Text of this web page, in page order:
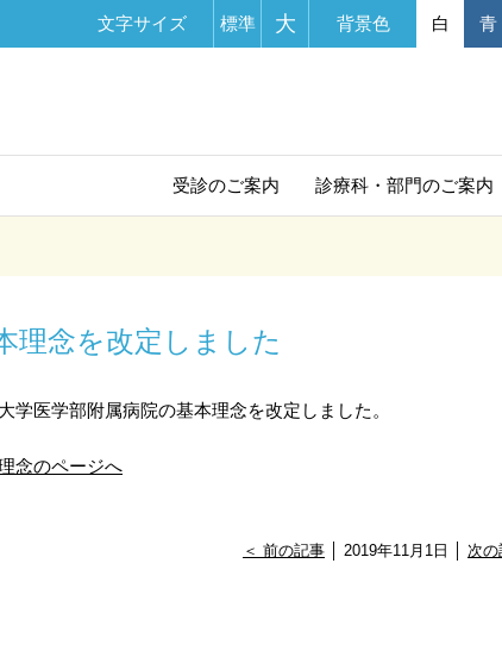
文字サイズ 標準 大 背景色 白 青
受診のご案内 診療科・部門のご案内
理念を改定しました
学医学部附属病院の基本理念を改定しました。
念のページへ
＜ 前の記事 │ 2019年11月1日 │ 次の